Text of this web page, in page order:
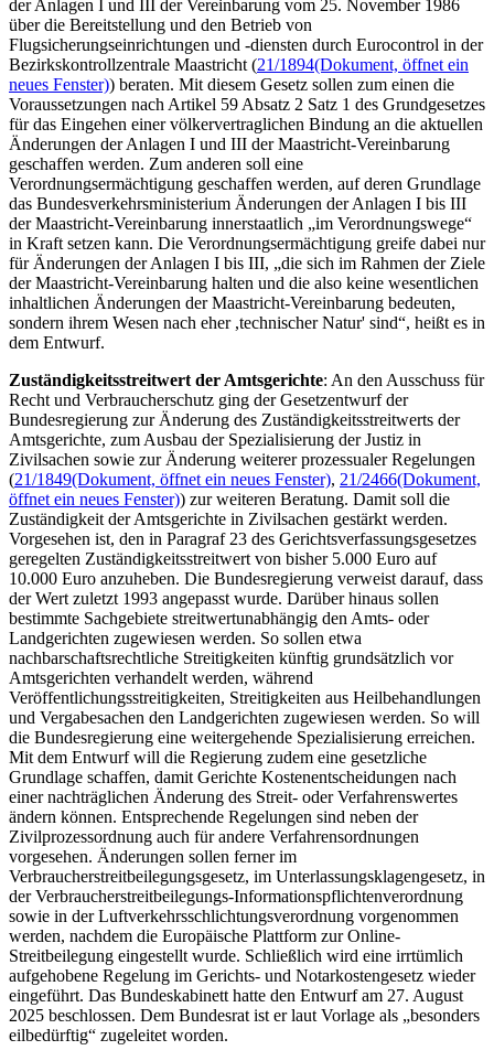
der Anlagen I und III der Vereinbarung vom 25. November 1986
über die Bereitstellung und den Betrieb von
Flugsicherungseinrichtungen und -diensten durch Eurocontrol in der
Bezirkskontrollzentrale Maastricht (21/1894(Dokument, öffnet ein
neues Fenster)) beraten. Mit diesem Gesetz sollen zum einen die
Voraussetzungen nach Artikel 59 Absatz 2 Satz 1 des Grundgesetzes
für das Eingehen einer völkervertraglichen Bindung an die aktuellen
Änderungen der Anlagen I und III der Maastricht-Vereinbarung
geschaffen werden. Zum anderen soll eine
Verordnungsermächtigung geschaffen werden, auf deren Grundlage
das Bundesverkehrsministerium Änderungen der Anlagen I bis III
der Maastricht-Vereinbarung innerstaatlich „im Verordnungswege“
in Kraft setzen kann. Die Verordnungsermächtigung greife dabei nur
für Änderungen der Anlagen I bis III, „die sich im Rahmen der Ziele
der Maastricht-Vereinbarung halten und die also keine wesentlichen
inhaltlichen Änderungen der Maastricht-Vereinbarung bedeuten,
sondern ihrem Wesen nach eher ,technischer Natur' sind“, heißt es in
dem Entwurf.
Zuständigkeitsstreitwert der Amtsgerichte: An den Ausschuss für
Recht und Verbraucherschutz ging der Gesetzentwurf der
Bundesregierung zur Änderung des Zuständigkeitsstreitwerts der
Amtsgerichte, zum Ausbau der Spezialisierung der Justiz in
Zivilsachen sowie zur Änderung weiterer prozessualer Regelungen
(21/1849(Dokument, öffnet ein neues Fenster), 21/2466(Dokument,
öffnet ein neues Fenster)) zur weiteren Beratung. Damit soll die
Zuständigkeit der Amtsgerichte in Zivilsachen gestärkt werden.
Vorgesehen ist, den in Paragraf 23 des Gerichtsverfassungsgesetzes
geregelten Zuständigkeitsstreitwert von bisher 5.000 Euro auf
10.000 Euro anzuheben. Die Bundesregierung verweist darauf, dass
der Wert zuletzt 1993 angepasst wurde. Darüber hinaus sollen
bestimmte Sachgebiete streitwertunabhängig den Amts- oder
Landgerichten zugewiesen werden. So sollen etwa
nachbarschaftsrechtliche Streitigkeiten künftig grundsätzlich vor
Amtsgerichten verhandelt werden, während
Veröffentlichungsstreitigkeiten, Streitigkeiten aus Heilbehandlungen
und Vergabesachen den Landgerichten zugewiesen werden. So will
die Bundesregierung eine weitergehende Spezialisierung erreichen.
Mit dem Entwurf will die Regierung zudem eine gesetzliche
Grundlage schaffen, damit Gerichte Kostenentscheidungen nach
einer nachträglichen Änderung des Streit- oder Verfahrenswertes
ändern können. Entsprechende Regelungen sind neben der
Zivilprozessordnung auch für andere Verfahrensordnungen
vorgesehen. Änderungen sollen ferner im
Verbraucherstreitbeilegungsgesetz, im Unterlassungsklagengesetz, in
der Verbraucherstreitbeilegungs-Informationspflichtenverordnung
sowie in der Luftverkehrsschlichtungsverordnung vorgenommen
werden, nachdem die Europäische Plattform zurOnline-
Streitbeilegung eingestellt wurde. Schließlich wird eine irrtümlich
aufgehobene Regelung im Gerichts- und Notarkostengesetz wieder
eingeführt. Das Bundeskabinett hatte den Entwurf am 27. August
2025 beschlossen. Dem Bundesrat ist er laut Vorlage als „besonders
eilbedürftig“ zugeleitet worden.